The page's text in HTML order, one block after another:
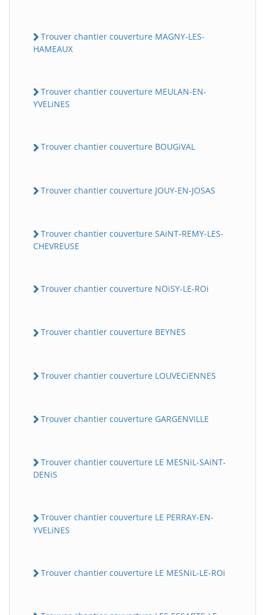
Trouver chantier couverture MAGNY-LES-
HAMEAUX
Trouver chantier couverture MEULAN-EN-
YVELiNES
Trouver chantier couverture BOUGiVAL
Trouver chantier couverture JOUY-EN-JOSAS
Trouver chantier couverture SAiNT-REMY-LES-
CHEVREUSE
Trouver chantier couverture NOiSY-LE-ROi
Trouver chantier couverture BEYNES
Trouver chantier couverture LOUVECiENNES
Trouver chantier couverture GARGENViLLE
Trouver chantier couverture LE MESNiL-SAiNT-
DENiS
Trouver chantier couverture LE PERRAY-EN-
YVELiNES
Trouver chantier couverture LE MESNiL-LE-ROi